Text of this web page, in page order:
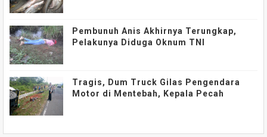
Pembunuh Anis Akhirnya Terungkap,
Pelakunya Diduga Oknum TNI
Tragis, Dum Truck Gilas Pengendara
Motor di Mentebah, Kepala Pecah